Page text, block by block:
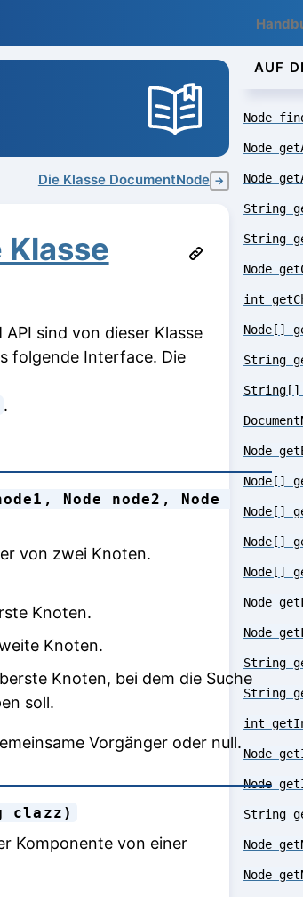
AUF
Node
String
Node
int
Node[]
String
String[]
Node
Node[]
Node
Node
String
String
int
Node
Node
String
Node
Node
Die Klasse DocumentNode →
Klasse
sind von dieser Klasse
folgende Interface. Die
.
Node node2, Node
von zwei Knoten.
Knoten.
Knoten.
Knoten, bei dem die Suche
soll.
Vorgänger oder null.
clazz)
Komponente von einer